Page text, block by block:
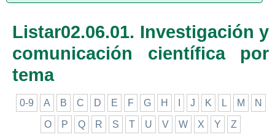
Listar02.06.01. Investigación y
comunicación científica por
tema
0-9 A B C D E F G H J K L M N
O P Q R S T U V W X Y Z